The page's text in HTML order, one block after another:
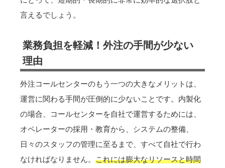
言えるでしょう。
業務負担を軽減！外注の手間が少ない
理由
外注コールセンターのもう一つの大きなメリットは、
運営に関わる手間が圧倒的に少ないことです。内製化
の場合、コールセンターを自社で運営するためには、
オペレーターの採用・教育から、システムの整備、
日々のスタッフの管理に至るまで、すべて自社で行わ
なければなりません。 これには膨大なリソースと時間